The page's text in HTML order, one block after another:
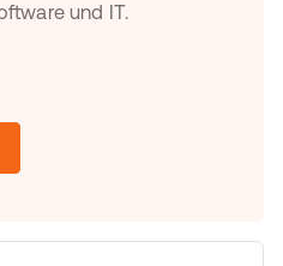
und IT.